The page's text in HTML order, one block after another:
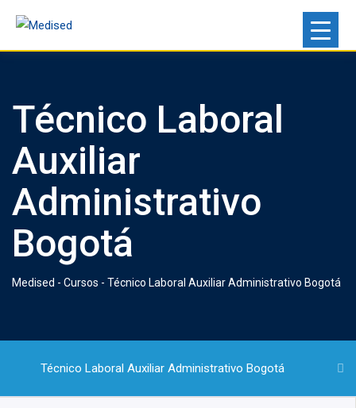
content
Técnico Laboral
Auxiliar
Administrativo
Bogotá
Medised - Cursos - Técnico Laboral Auxiliar Administrativo Bogotá
Técnico Laboral Auxiliar Administrativo Bogotá